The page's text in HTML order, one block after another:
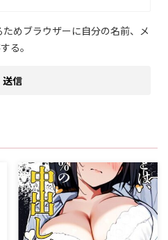
めブラウザーに自分の名前、メ
る。